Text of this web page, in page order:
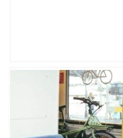
FC Nantes. Une cascade de
contre Toulouse mais « pas
», assure Vahid Halilhodzic –